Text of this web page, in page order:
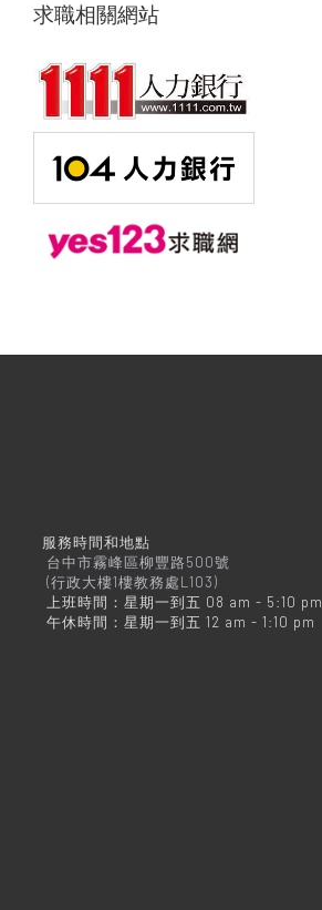
求職相關網站
服務時間和地點
台中市霧峰區柳豐路500號
(行政大樓1樓教務處L103)
上班時間：星期一到五 08 am - 5:10 pm
午休時間：星期一到五 12 am - 1:10 pm